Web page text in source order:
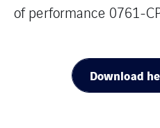
of performance 0761-
Download